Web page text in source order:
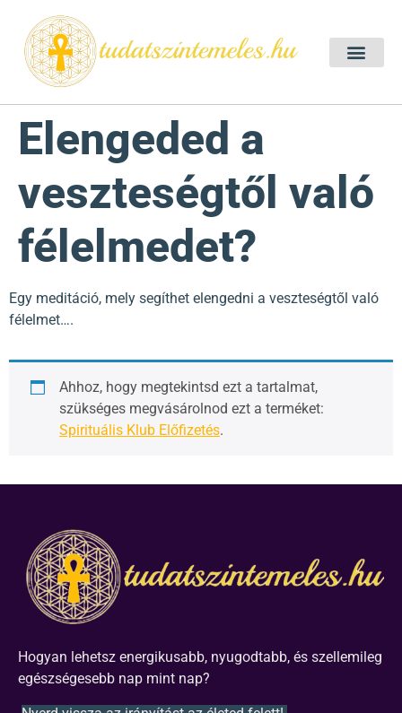
Elengeded a
veszteségtől való
félelmedet?
Egy meditáció, mely segíthet elengedni a veszteségtől való
félelmet….
Ahhoz, hogy megtekintsd ezt a tartalmat,
szükséges megvásárolnod ezt a terméket:
Spirituális Klub Előfizetés.
Hogyan lehetsz energikusabb, nyugodtabb, és szellemileg
egészségesebb nap mint nap?